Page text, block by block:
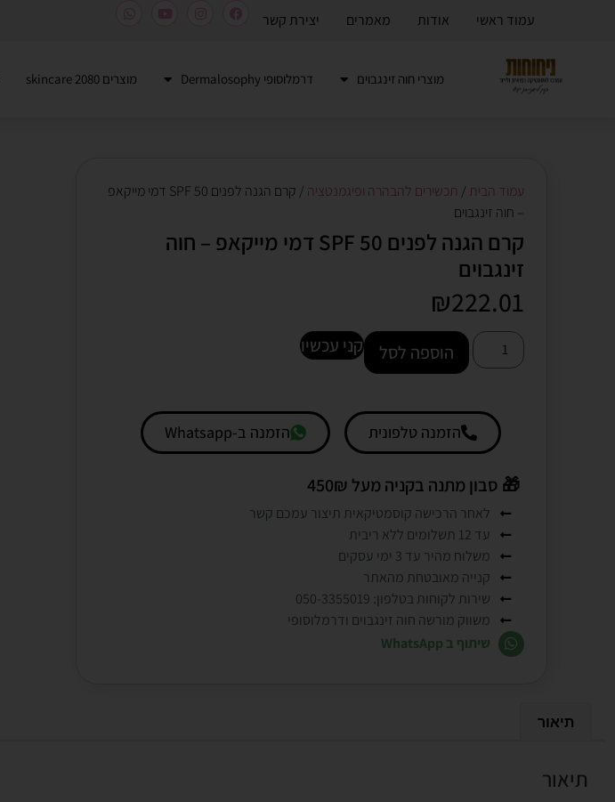
עמוד ראשי אודות מאמרים יצירת קשר
מוצרי חוה זינגבוים דרמלוסופי Dermalosophy מוצרים 2080 skincare
עמוד הבית / תכשירים להבהרה ופיגמנטציה
/ קרם הגנה לפנים SPF 50 דמי מייקאפ
– חוה זינגבוים
קרם הגנה לפנים SPF 50 דמי מייקאפ – חוה
זינגבוים
₪222.01
הוספה לסל קני עכשיו
הזמנה טלפונית הזמנה ב-Whatsapp
🎁 סבון מתנה בקניה מעל 450₪
לאחר הרכישה קוסמטיקאית תיצור עמכם קשר
עד 12 תשלומים ללא ריבית
משלוח מהיר עד 3 ימי עסקים
קנייה מאובטחת מהאתר
שירות לקוחות בטלפון: 050-3355019
משווק מורשה חוה זינגבוים ודרמלוסופי
שיתוף ב WhatsApp
תיאור
תיאור